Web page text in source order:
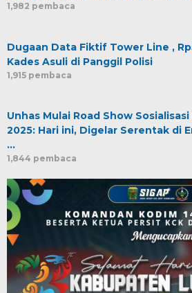
1,982 pembaca
Dugaan Data Fiktif Tower Line ,
Kades Asuli di Panggil Polisi
1,915 pembaca
Unhas Mulai Road Show Sosialisasi
2025: Hari ini, Digelar Serentak di
…
1,844 pembaca